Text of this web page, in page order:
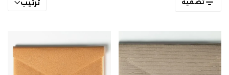
تصفية ترتيب